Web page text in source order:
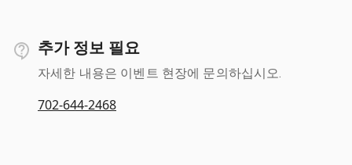
추가 정보 필요
자세한 내용은 이벤트 현장에 문의하십시오.
702-644-2468